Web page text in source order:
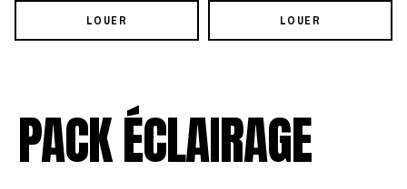
LOUER LOUER
PACK ÉCLAIRAGE